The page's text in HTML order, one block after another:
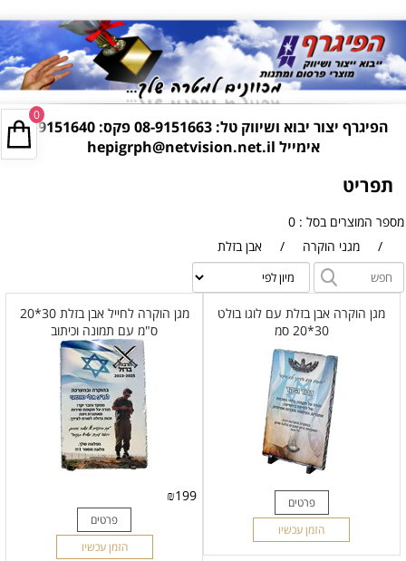
הפיגרף יצור יבוא ושיווק טל: 08-9151663
פקס: 08-9151640
אימייל hepigrph@netvision.net.il
תפריט
מספר המוצרים בסל : 0
/
מגני הוקרה / אבן בזלת
0
מגן הוקרה אבן בזלת עם לוגו בולט
30*20 סמ
פרטים
הזמן עכשיו
מגן הוקרה לחייל אבן בזלת 30*20
ס"מ עם תמונה וכיתוב
₪199
פרטים
הזמן עכשיו